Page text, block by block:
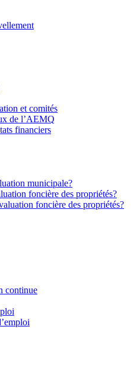
et comités
de l’AEMQ
financiers
municipale?
foncière des propriétés?
foncière des propriétés?
continue